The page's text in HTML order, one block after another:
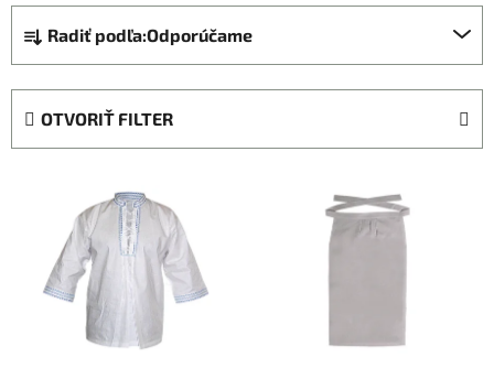
R
a
d
Radiť podľa:Odporúčame
OTVORIŤ FILTER